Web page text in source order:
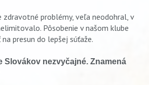
zdravotné problémy, veľa neodohral, v
Pôsobenie v našom klube
presun do lepšej súťaže.
Slovákov nezvyčajné. Znamená